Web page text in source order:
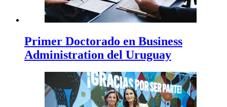
Primer Doctorado en Business
Administration del Uruguay